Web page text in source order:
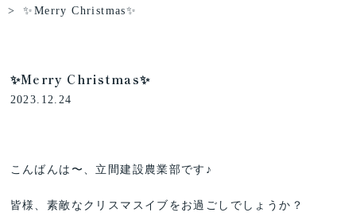
✨Merry Christmas✨
✨Merry Christmas✨
2023.12.24
こんばんは〜、立間建設農業部です♪
皆様、素敵なクリスマスイブをお過ごしでしょうか？